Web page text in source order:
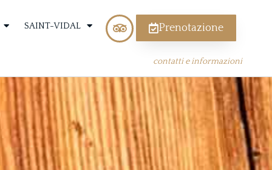
SAINT-VIDAL Prenotazione
contatti e informazioni